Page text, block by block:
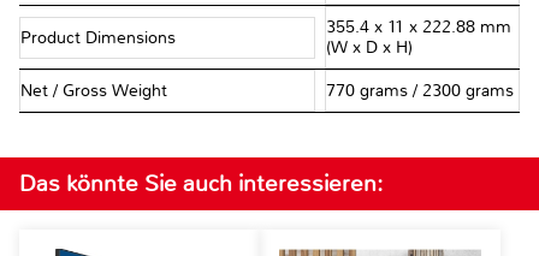
Product Dimensions
355.4 x 11 x 222.88 mm
(W x D x H)
Net / Gross Weight 770 grams / 2300 grams
Das könnte Sie auch interessieren: